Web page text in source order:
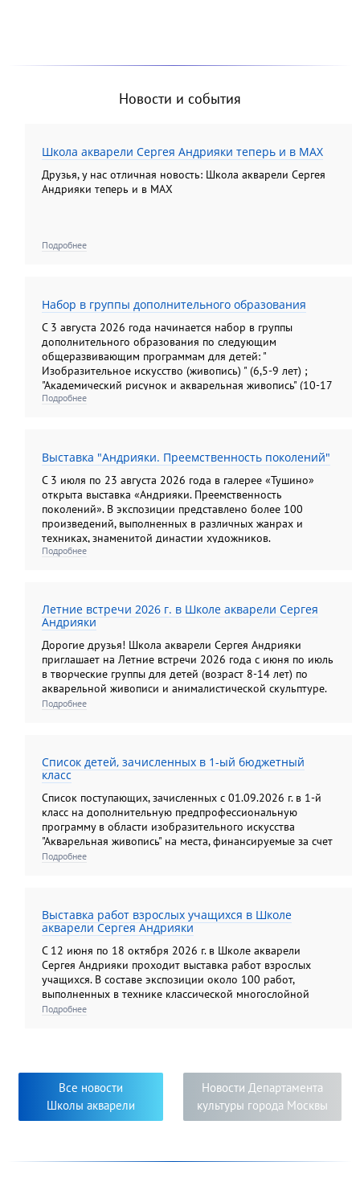
Новости и события
Школа акварели Сергея Андрияки теперь и в MAX
Друзья, у нас отличная новость: Школа акварели Сергея
Андрияки теперь и в MAX
Подробнее
Набор в группы дополнительного образования
С 3 августа 2026 года начинается набор в группы
дополнительного образования по следующим
общеразвивающим программам для детей: "
Изобразительное искусство (живопись) " (6,5-9 лет) ;
"Академический рисунок и акварельная живопись" (10-17
лет); "Изобразительное искусство (рисунок, живопись,
живопись"; " Колористический натюрморт";
изображения на бумаге"; "Композиционный портрет"
Подробнее
Выставка "Андрияки. Преемственность поколений"
С 3 июля по 23 августа 2026 года в галерее «Тушино»
открыта выставка «Андрияки. Преемственность
поколений». В экспозиции представлено более 100
произведений, выполненных в различных жанрах и
техниках, знаменитой династии художников.
Подробнее
Летние встречи 2026 г. в Школе акварели Сергея
Андрияки
Дорогие друзья! Школа акварели Сергея Андрияки
приглашает на Летние встречи 2026 года с июня по июль
в творческие группы для детей (возраст 8-14 лет) по
акварельной живописи и анималистической скульптуре.
Подробнее
Список детей, зачисленных в 1-ый бюджетный
класс
Список поступающих, зачисленных с 01.09.2026 г. в 1-й
класс на дополнительную предпрофессиональную
программу в области изобразительного искусства
"Акварельная живопись" на места, финансируемые за счет
средств федерального бюджета.
Подробнее
Выставка работ взрослых учащихся в Школе
акварели Сергея Андрияки
С 12 июня по 18 октября 2026 г. в Школе акварели
Сергея Андрияки проходит выставка работ взрослых
учащихся. В составе экспозиции около 100 работ,
выполненных в технике классической многослойной
акварели, а также гризайли и карандашом. Экспозиция
новизна исполнения работ свидетельствуют о серьёзном
творческом погружении в мир изобразительного
искусства педагогов и их учеников.
Подробнее
Все новости
Школы акварели
Новости Департамента
культуры города Москвы